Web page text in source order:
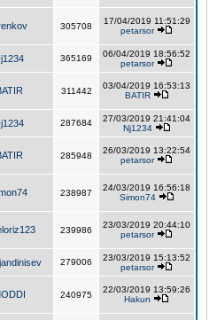
305708
17/04/2019 11:51:29
petarsor
365169
06/04/2019 18:56:52
petarsor
311442
03/04/2019 16:53:13
BATIR
287684
27/03/2019 21:41:04
Nj1234
285948
26/03/2019 13:22:54
petarsor
238987
24/03/2019 16:56:18
Simon74
239986
23/03/2019 20:44:10
petarsor
279006
23/03/2019 15:13:52
petarsor
240975
22/03/2019 13:59:26
Hakun